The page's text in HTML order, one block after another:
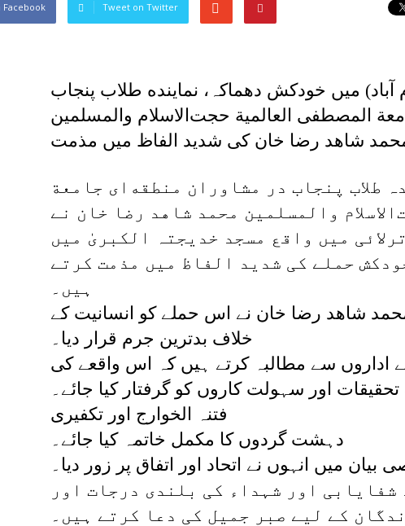
Facebook Tweet on Twitter
میں خودکش دھماکہ، نماینده طلاب پنجاب
المصطفی العالمیة حجت‌الاسلام والمسلمین
طلاب پنجاب در مشاوران منطقه‌ای جامعة
والمسلمین محمد شاهد رضا خان نے
ترلائی میں واقع مسجد خدیجتہ الکبریٰ میں
حملے کی شدید الفاظ میں مذمت کرتے
ہیں۔
شاهد رضا خان نے اس حملے کو انسانیت کے
خلاف بدترین جرم قرار دیا۔
اداروں سے مطالبہ کرتے ہیں کہ ​اس واقعے کی
اور سہولت کاروں کو گرفتار کیا جائے۔
فتنہ الخوارج اور تکفیری
​دہشت گردوں کا مکمل خاتمہ کیا جائے۔
بیان میں انہوں نے اتحاد اور اتفاق پر زور دیا۔
اور شہداء کی بلندی درجات اور
کے لیے صبر جمیل کی دعا کرتے ہیں۔